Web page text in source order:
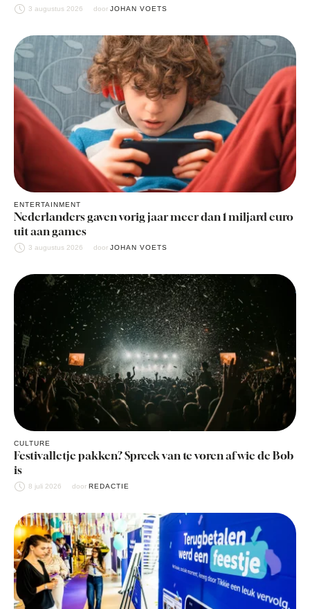
3 augustus 2026 door JOHAN VOETS
ENTERTAINMENT
Nederlanders gaven vorig jaar meer dan 1 miljard euro
uit aan games
3 augustus 2026 door JOHAN VOETS
CULTURE
Festivalletje pakken? Spreek van te voren af wie de Bob
is
8 juli 2026 door REDACTIE